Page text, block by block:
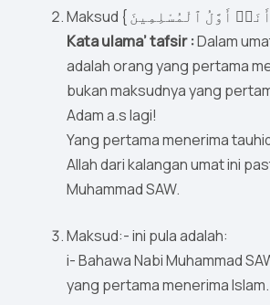
Kata ulama’ tafsir :Dalam
adalah orang yang pertama
bukan maksudnya yang
Adam a.s lagi!
Yang pertama menerima
Allah dari kalangan umat ini
Muhammad SAW.
Maksud:- ini pula adalah:
i- Bahawa Nabi Muhammad
yang pertama menerima Islam.